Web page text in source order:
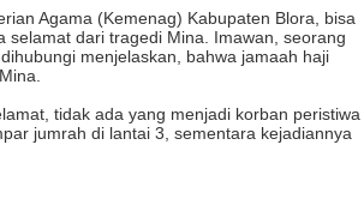
Agama (Kemenag) Kabupaten Blora, bisa
selamat dari tragedi Mina. Imawan, seorang
menjelaskan, bahwa jamaah haji
tidak ada yang menjadi korban peristiwa
jumrah di lantai 3, sementara kejadiannya